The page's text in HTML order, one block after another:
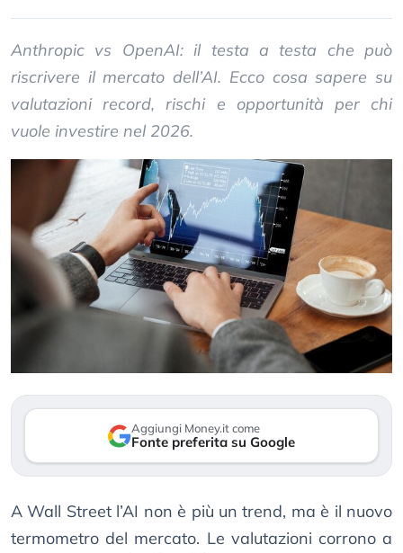
Anthropic vs OpenAI: il testa a testa che può
riscrivere il mercato dell’AI. Ecco cosa sapere su
valutazioni record, rischi e opportunità per chi
vuole investire nel 2026.
Aggiungi Money.it come
Fonte preferita su Google
A Wall Street l’AI non è più un trend, ma è il nuovo
termometro del mercato. Le valutazioni corrono a